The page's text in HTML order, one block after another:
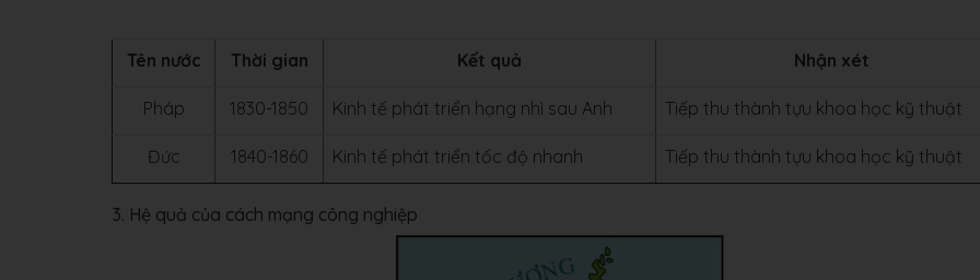
Tên nước Thời gian Kết quả Nhận xét
Pháp 1830-1850 Kinh tế phát triển hạng nhì sau Anh Tiếp thu thành tựu khoa học kỹ thuật
Đức 1840-1860 Kinh tế phát triển tốc độ nhanh Tiếp thu thành tựu khoa học kỹ thuật
3. Hệ quả của cách mạng công nghiệp